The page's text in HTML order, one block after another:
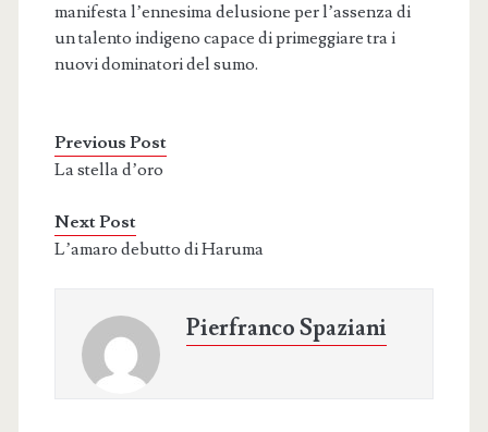
manifesta l’ennesima delusione per l’assenza di
un talento indigeno capace di primeggiare tra i
nuovi dominatori del sumo.
Previous Post
La stella d’oro
Next Post
L’amaro debutto di Haruma
Pierfranco Spaziani